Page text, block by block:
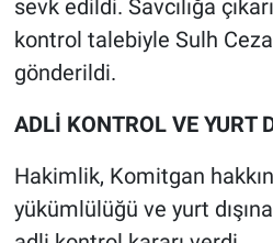
sevk edildi. Savcılığa
kontrol talebiyle Sulh
gönderildi.
ADLİ KONTROL VE YURT
Hakimlik, Komitgan
yükümlülüğü ve yurt
İlan
Kültür Sanat